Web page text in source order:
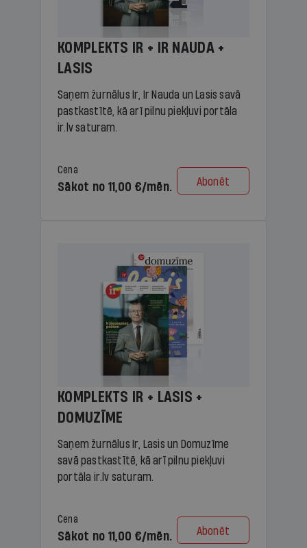
KOMPLEKTS IR + IR NAUDA +
LASIS
Saņem žurnālus Ir, Ir Nauda un Lasis savā
pastkastītē, kā arī pilnu piekļuvi portāla
ir.lv saturam.
Cena
Sākot no 11,00 €/mēn. Abonēt
KOMPLEKTS IR + LASIS +
DOMUZĪME
Saņem žurnālus Ir, Lasis un Domuzīme
savā pastkastītē, kā arī pilnu piekļuvi
portāla ir.lv saturam.
Cena
Sākot no 11,00 €/mēn. Abonēt